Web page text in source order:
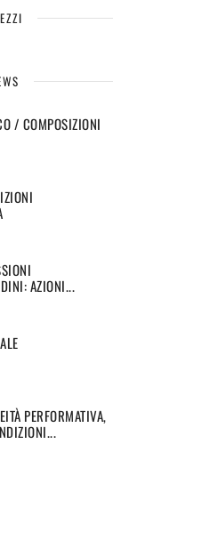
/ COMPOSIZIONI
AZIONI...
PERFORMATIVA,